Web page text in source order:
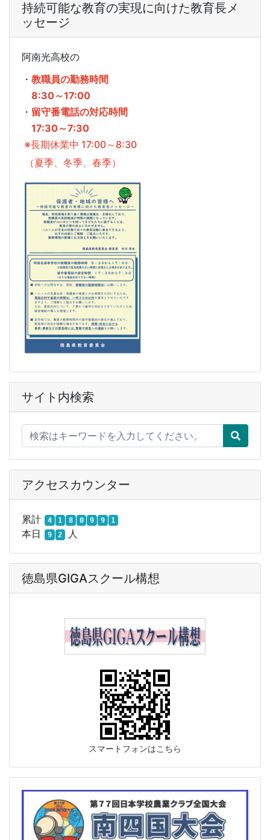
持続可能な教育の実現に向けた教育長メ
ッセージ
阿南光高校の
・ 教職員の勤務時間
8:30～17:00
・ 留守番電話の対応時間
17:30～7:30
※長期休業中 17:00～8:30
（夏季、冬季、春季）
サイト内検索
アクセスカウンター
累計 4 1 8 0 9 9 1
本日 9 2 人
徳島県GIGAスクール構想
スマートフォンはこちら